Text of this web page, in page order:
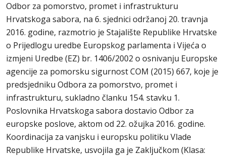
Odbor za pomorstvo, promet i infrastrukturu
Hrvatskoga sabora, na 6. sjednici održanoj 20. travnja
2016. godine, razmotrio je Stajalište Republike Hrvatske
o Prijedlogu uredbe Europskog parlamenta i Vijeća o
izmjeni Uredbe (EZ) br. 1406/2002 o osnivanju Europske
agencije za pomorsku sigurnost COM (2015) 667, koje je
predsjedniku Odbora za pomorstvo, promet i
infrastrukturu, sukladno članku 154. stavku 1.
Poslovnika Hrvatskoga sabora dostavio Odbor za
europske poslove, aktom od 22. ožujka 2016. godine.
Koordinacija za vanjsku i europsku politiku Vlade
Republike Hrvatske, usvojila ga je Zaključkom (Klasa: